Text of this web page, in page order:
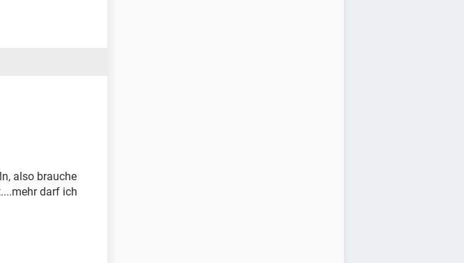
also brauche
darf ich